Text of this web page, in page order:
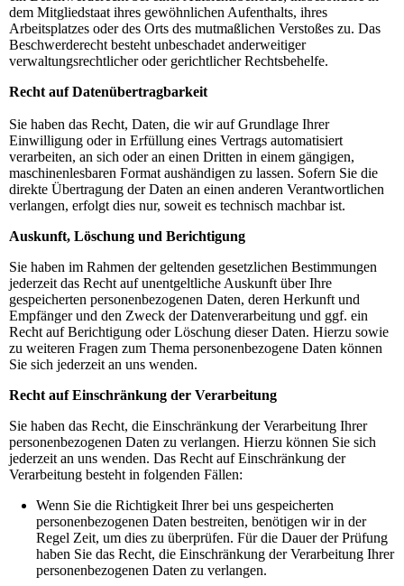
dem Mitgliedstaat ihres gewöhnlichen Aufenthalts, ihres
Arbeitsplatzes oder des Orts des mutmaßlichen Verstoßes zu. Das
Beschwerderecht besteht unbeschadet anderweitiger
verwaltungsrechtlicher oder gerichtlicher Rechtsbehelfe.
Recht auf Datenübertragbarkeit
Sie haben das Recht, Daten, die wir auf Grundlage Ihrer
Einwilligung oder in Erfüllung eines Vertrags automatisiert
verarbeiten, an sich oder an einen Dritten in einem gängigen,
maschinenlesbaren Format aushändigen zu lassen. Sofern Sie die
direkte Übertragung der Daten an einen anderen Verantwortlichen
verlangen, erfolgt dies nur, soweit es technisch machbar ist.
Auskunft, Löschung und Berichtigung
Sie haben im Rahmen der geltenden gesetzlichen Bestimmungen
jederzeit das Recht auf unentgeltliche Auskunft über Ihre
gespeicherten personenbezogenen Daten, deren Herkunft und
Empfänger und den Zweck der Datenverarbeitung und ggf. ein
Recht auf Berichtigung oder Löschung dieser Daten. Hierzu sowie
zu weiteren Fragen zum Thema personenbezogene Daten können
Sie sich jederzeit an uns wenden.
Recht auf Einschränkung der Verarbeitung
Sie haben das Recht, die Einschränkung der Verarbeitung Ihrer
personenbezogenen Daten zu verlangen. Hierzu können Sie sich
jederzeit an uns wenden. Das Recht auf Einschränkung der
Verarbeitung besteht in folgenden Fällen:
Wenn Sie die Richtigkeit Ihrer bei uns gespeicherten
personenbezogenen Daten bestreiten, benötigen wir in der
Regel Zeit, um dies zu überprüfen. Für die Dauer der Prüfung
haben Sie das Recht, die Einschränkung der Verarbeitung Ihrer
personenbezogenen Daten zu verlangen.